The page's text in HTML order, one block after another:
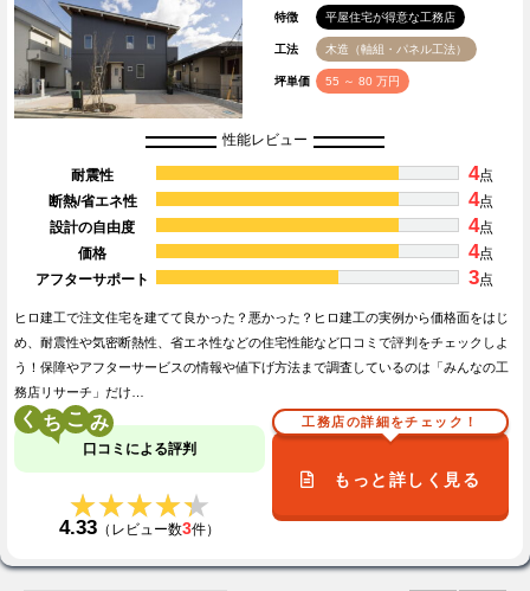
特徴 平屋住宅が得意な工務店
工法 木造（軸組・パネル工法）
坪単価 55 ～ 80 万円
性能レビュー
耐震性 4点
断熱/省エネ性
4点
設計の自由度
4点
価格
4点
アフターサポート
3点
ヒロ建工で注文住宅を建てて良かった？悪かった？ヒロ建工の実例から価格面をはじ
め、耐震性や気密断熱性、省エネ性などの住宅性能など口コミで評判をチェックしよ
う！保障やアフターサービスの情報や値下げ方法まで調査しているのは「みんなの工
務店リサーチ」だけ…
く こ
口コミによる評判
★★★★★
★★★★★
4.33 （レビュー数3件）
工務店の詳細をチェック！
もっと詳しく見る